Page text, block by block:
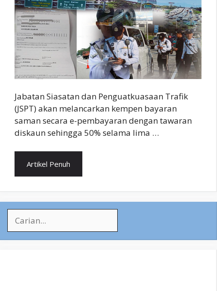
Jabatan Siasatan dan Penguatkuasaan Trafik
(JSPT) akan melancarkan kempen bayaran
saman secara e-pembayaran dengan tawaran
diskaun sehingga 50% selama lima …
Artikel Penuh